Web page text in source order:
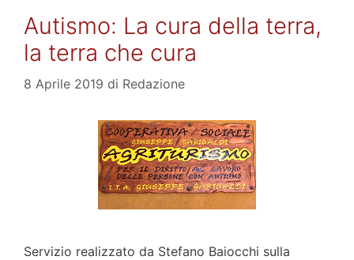
Autismo: La cura della terra,
la terra che cura
8 Aprile 2019 di Redazione
Servizio realizzato da Stefano Baiocchi sulla